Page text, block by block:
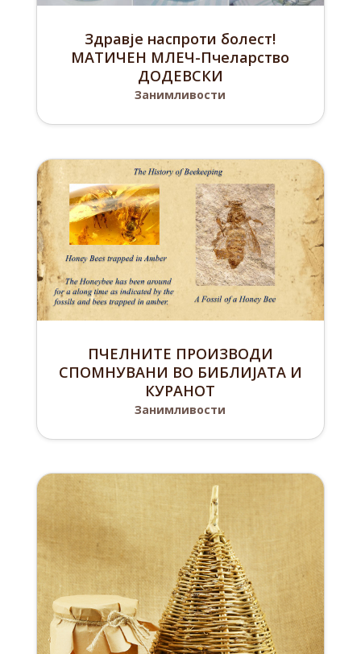
Здравје наспроти болест!
МАТИЧЕН МЛЕЧ-Пчеларство
ДОДЕВСКИ
Занимливости
ПЧЕЛНИТЕ ПРОИЗВОДИ
СПОМНУВАНИ ВО БИБЛИЈАТА И
КУРАНОТ
Занимливости